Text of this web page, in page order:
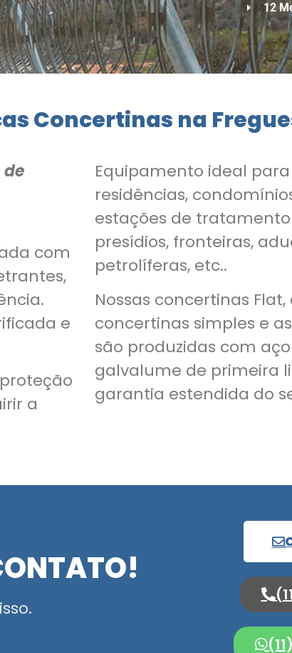
12
Concertinas na
de
com
e
a
Equipamento ideal
residências,
estações de
presídios, fronteiras,
petrolíferas, etc..
Nossas concertinas
concertinas simples e
são produzidas com
galvalume de primeira
garantia estendida do